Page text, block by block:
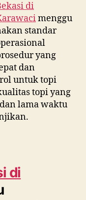
di
menggu
standar
yang
dan
untuk topi
topi yang
lama waktu
di